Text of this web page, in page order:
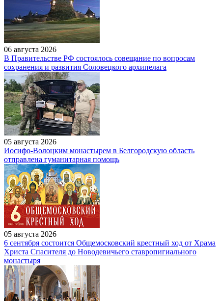
06 августа 2026
В Правительстве РФ состоялось совещание по вопросам
сохранения и развития Соловецкого архипелага
05 августа 2026
Иосифо-Волоцким монастырем в Белгородскую область
отправлена гуманитарная помощь
05 августа 2026
6 сентября состоится Общемосковский крестный ход от Храма
Христа Спасителя до Новодевичьего ставропигиального
монастыря